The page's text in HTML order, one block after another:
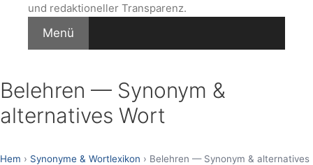
und redaktioneller Transparenz.
Menü
Belehren — Synonym &
alternatives Wort
Hem › Synonyme & Wortlexikon › Belehren — Synonym & alternatives